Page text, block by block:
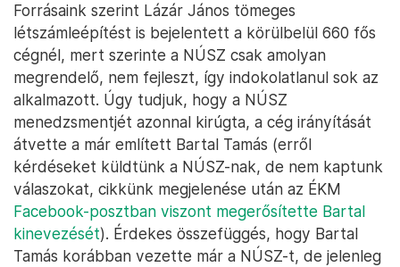
Forrásaink szerint Lázár János tömeges
létszámleépítést is bejelentett a körülbelül 660 fős
cégnél, mert szerinte a NÚSZ csak amolyan
megrendelő, nem fejleszt, így indokolatlanul sok az
alkalmazott. Úgy tudjuk, hogy a NÚSZ
menedzsmentjét azonnal kirúgta, a cég irányítását
átvette a már említett Bartal Tamás (erről
kérdéseket küldtünk a NÚSZ-nak, de nem kaptunk
válaszokat, cikkünk megjelenése után az ÉKM
Facebook-posztban viszont megerősítette Bartal
kinevezését). Érdekes összefüggés, hogy Bartal
Tamás korábban vezette már a NÚSZ-t, de jelenleg